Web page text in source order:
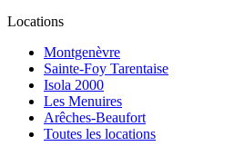
Locations
Montgenèvre
Sainte-Foy Tarentaise
Isola 2000
Les Menuires
Arêches-Beaufort
Toutes les locations